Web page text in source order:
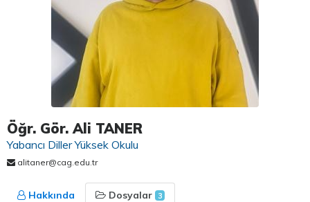
Öğr. Gör. Ali TANER
Yabancı Diller Yüksek Okulu
alitaner@cag.edu.tr
Hakkında Dosyalar 3